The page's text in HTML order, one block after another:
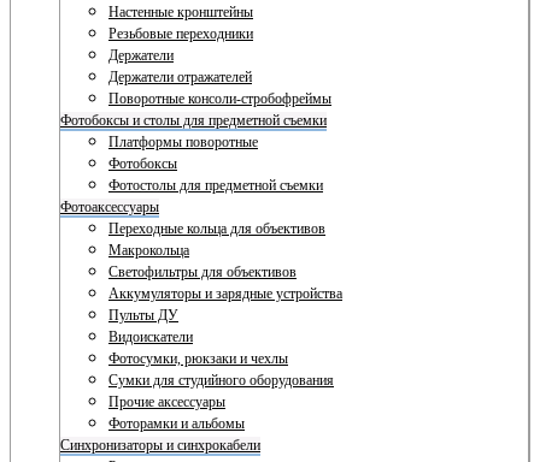
Настенные кронштейны
Резьбовые переходники
Держатели
Держатели отражателей
Поворотные консоли-стробофреймы
Фотобоксы и столы для предметной съемки
Платформы поворотные
Фотобоксы
Фотостолы для предметной съемки
Фотоаксессуары
Переходные кольца для объективов
Макрокольца
Светофильтры для объективов
Аккумуляторы и зарядные устройства
Пульты ДУ
Видоискатели
Фотосумки, рюкзаки и чехлы
Сумки для студийного оборудования
Прочие аксессуары
Фоторамки и альбомы
Синхронизаторы и синхрокабели